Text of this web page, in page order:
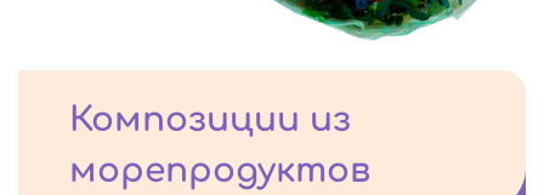
Композиции из
морепродуктов